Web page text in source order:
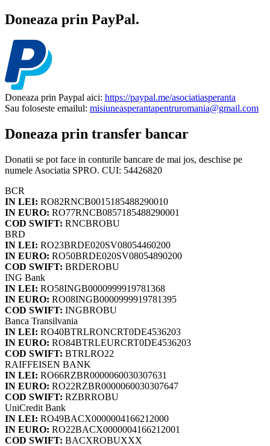
Doneaza prin PayPal.
Doneaza prin Paypal aici: https://paypal.me/asociatiasperanta
Sau foloseste emailul: misiuneasperantapentruromania@gmail.com
Doneaza prin transfer bancar
Donatii se pot face in conturile bancare de mai jos, deschise pe
numele Asociatia SPRO. CUI: 54426820
BCR
IN LEI: RO82RNCB0015185488290010
IN EURO: RO77RNCB0857185488290001
COD SWIFT: RNCBROBU
BRD
IN LEI: RO23BRDE020SV08054460200
IN EURO: RO50BRDE020SV08054890200
COD SWIFT: BRDEROBU
ING Bank
IN LEI: RO58INGB0000999919781368
IN EURO: RO08INGB0000999919781395
COD SWIFT: INGBROBU
Banca Transilvania
IN LEI: RO40BTRLRONCRT0DE4536203
IN EURO: RO84BTRLEURCRT0DE4536203
COD SWIFT: BTRLRO22
RAIFFEISEN BANK
IN LEI: RO66RZBR0000060030307631
IN EURO: RO22RZBR0000060030307647
COD SWIFT: RZBRROBU
UniCredit Bank
IN LEI: RO49BACX0000004166212000
IN EURO: RO22BACX0000004166212001
COD SWIFT: BACXROBUXXX